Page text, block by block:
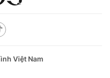
Việt Nam